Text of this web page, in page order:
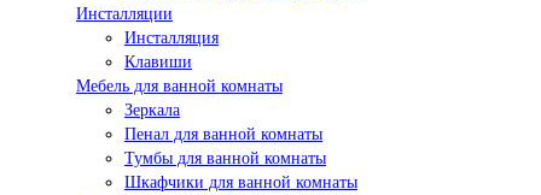
Инсталляции
Инсталляция
Клавиши
Мебель для ванной комнаты
Зеркала
Пенал для ванной комнаты
Тумбы для ванной комнаты
Шкафчики для ванной комнаты